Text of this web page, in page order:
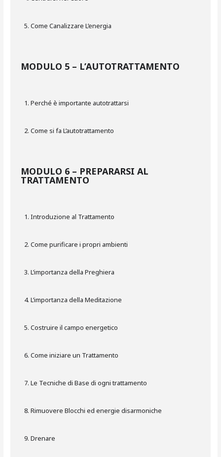
Come Canalizzare L’energia
MODULO 5 – L’AUTOTRATTAMENTO
Perché è importante autotrattarsi
Come si fa L’autotrattamento
MODULO 6 – PREPARARSI AL
TRATTAMENTO
Introduzione al Trattamento
Come purificare i propri ambienti
L’importanza della Preghiera
L’importanza della Meditazione
Costruire il campo energetico
Come iniziare un Trattamento
Le Tecniche di Base di ogni trattamento
Rimuovere Blocchi ed energie disarmoniche
Drenare